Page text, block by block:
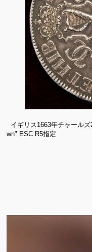
イギリス1663年チャール
wn" ESC R5指定